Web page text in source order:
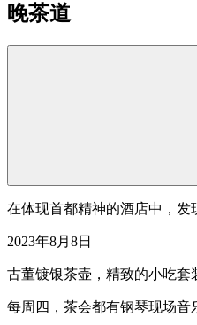
晚茶道
在体现首都精神的酒店中，发
2023年8月8日
古董镀银茶壶，精致的小吃套
每周四，茶会都有钢琴现场音